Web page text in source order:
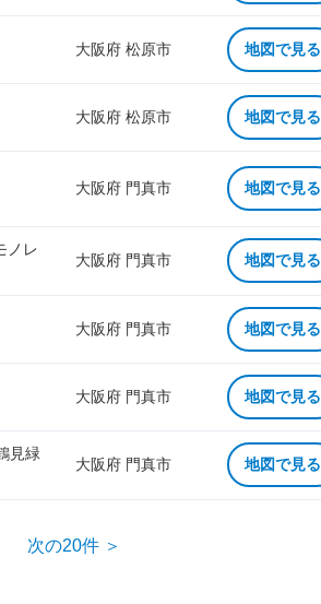
大阪府 松原市 地図で見る
大阪府 松原市 地図で見る
大阪府 門真市 地図で見る
ノレ
大阪府 門真市 地図で見る
大阪府 門真市 地図で見る
大阪府 門真市 地図で見る
見緑
大阪府 門真市 地図で見る
次の20件 ＞